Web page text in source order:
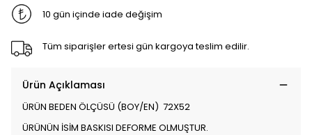
10 gün içinde iade değişim
Tüm siparişler ertesi gün kargoya teslim edilir.
Ürün Açıklaması
ÜRÜN BEDEN ÖLÇÜSÜ (BOY/EN) 72X52
ÜRÜNÜN İSİM BASKISI DEFORME OLMUŞTUR.